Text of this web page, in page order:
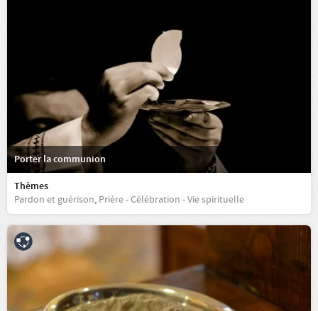
Porter la communion
Thèmes
Pardon et guérison, Prière - Célébration - Vie spirituelle